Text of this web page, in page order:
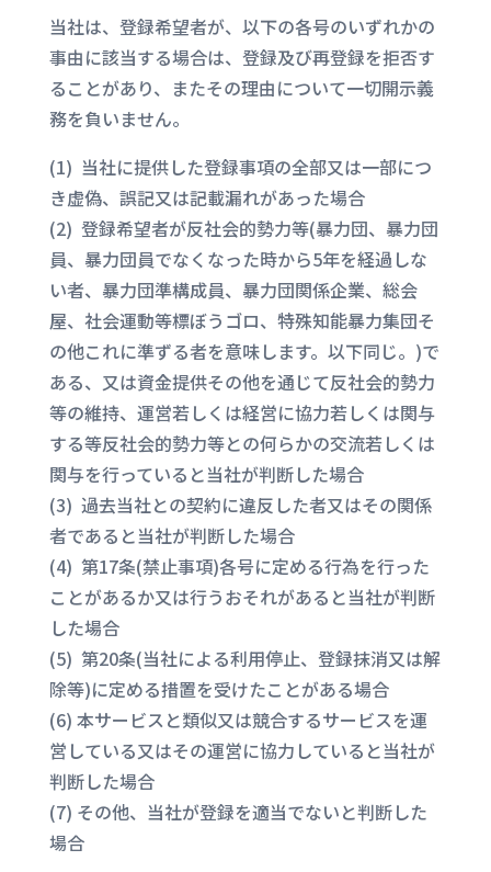
当社は、登録希望者が、以下の各号のいずれかの
事由に該当する場合は、登録及び再登録を拒否す
ることがあり、またその理由について一切開示義
務を負いません。
(1) 当社に提供した登録事項の全部又は一部につ
き虚偽、誤記又は記載漏れがあった場合
(2) 登録希望者が反社会的勢力等(暴力団、暴力団
員、暴力団員でなくなった時から5年を経過しな
い者、暴力団準構成員、暴力団関係企業、総会
屋、社会運動等標ぼうゴロ、特殊知能暴力集団そ
の他これに準ずる者を意味します。以下同じ。)で
ある、又は資金提供その他を通じて反社会的勢力
等の維持、運営若しくは経営に協力若しくは関与
する等反社会的勢力等との何らかの交流若しくは
関与を行っていると当社が判断した場合
(3) 過去当社との契約に違反した者又はその関係
者であると当社が判断した場合
(4) 第17条(禁止事項)各号に定める行為を行った
ことがあるか又は行うおそれがあると当社が判断
した場合
(5) 第20条(当社による利用停止、登録抹消又は解
除等)に定める措置を受けたことがある場合
(6) 本サービスと類似又は競合するサービスを運
営している又はその運営に協力していると当社が
判断した場合
(7) その他、当社が登録を適当でないと判断した
場合